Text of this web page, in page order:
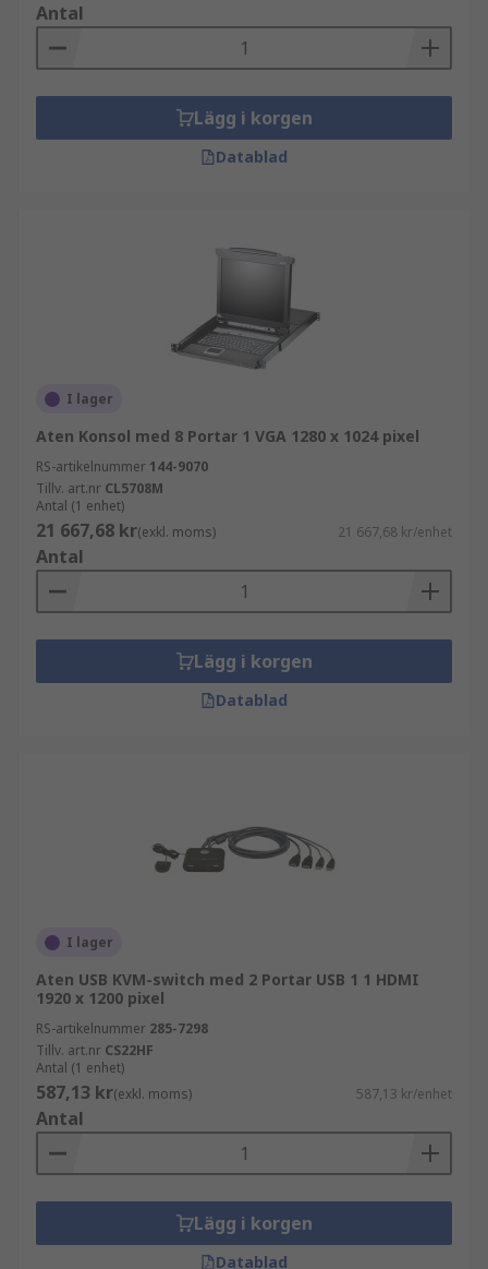
Antal
Lägg i korgen
Datablad
I lager
Aten Konsol med 8 Portar 1 VGA 1280 x 1024 pixel
RS-artikelnummer 144-9070
Tillv. art.nr CL5708M
Antal (1 enhet)
21 667,68 kr(exkl. moms) 21 667,68 kr/enhet
Antal
Lägg i korgen
Datablad
I lager
Aten USB KVM-switch med 2 Portar USB 1 1 HDMI
1920 x 1200 pixel
RS-artikelnummer 285-7298
Tillv. art.nr CS22HF
Antal (1 enhet)
587,13 kr(exkl. moms) 587,13 kr/enhet
Antal
Lägg i korgen
Datablad